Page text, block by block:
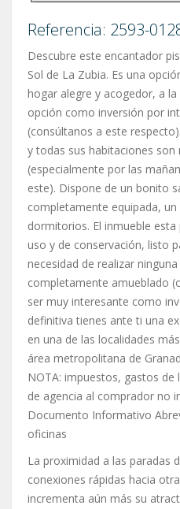
Referencia: 2593-
Descubre este encantador
Sol de La Zubia. Es una
hogar alegre y acogedor, a
opción como inversión por
(consúltanos a este
y todas sus habitaciones son
(especialmente por las
este). Dispone de un bonito
completamente equipada,
dormitorios. El inmueble
uso y de conservación, listo
necesidad de realizar
completamente amueblado
ser muy interesante como
definitiva tienes ante ti una
en una de las localidades
área metropolitana de
NOTA: impuestos, gastos
de agencia al comprador no
Documento Informativo
oficinas
La proximidad a las paradas
conexiones rápidas hacia
incrementa aún más su